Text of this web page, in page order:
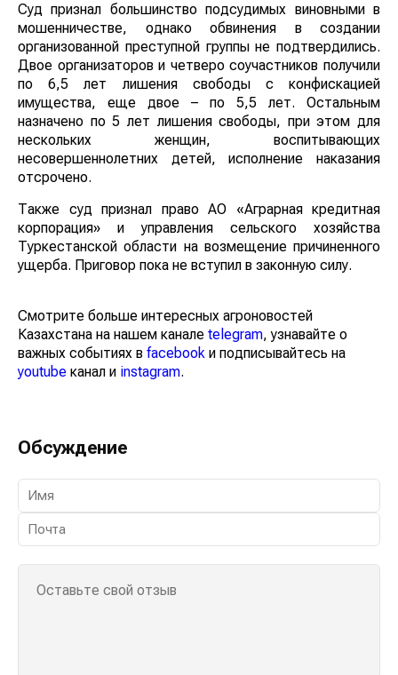
Суд признал большинство подсудимых виновными в
мошенничестве, однако обвинения в создании
организованной преступной группы не подтвердились.
Двое организаторов и четверо соучастников получили
по 6,5 лет лишения свободы с конфискацией
имущества, еще двое – по 5,5 лет. Остальным
назначено по 5 лет лишения свободы, при этом для
нескольких женщин, воспитывающих
несовершеннолетних детей, исполнение наказания
отсрочено.
Также суд признал право АО «Аграрная кредитная
корпорация» и управления сельского хозяйства
Туркестанской области на возмещение причиненного
ущерба. Приговор пока не вступил в законную силу.
Смотрите больше интересных агроновостей
Казахстана на нашем канале telegram, узнавайте о
важных событиях в facebook и подписывайтесь на
youtube канал и instagram.
Обсуждение